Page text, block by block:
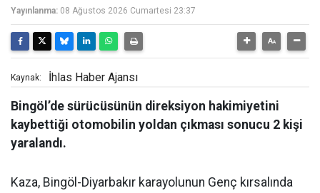
Yayınlanma: 08 Ağustos 2026 Cumartesi 23:37
Kaynak: İhlas Haber Ajansı
Bingöl’de sürücüsünün direksiyon hakimiyetini
kaybettiği otomobilin yoldan çıkması sonucu 2 kişi
yaralandı.
Kaza, Bingöl-Diyarbakır karayolunun Genç kırsalında